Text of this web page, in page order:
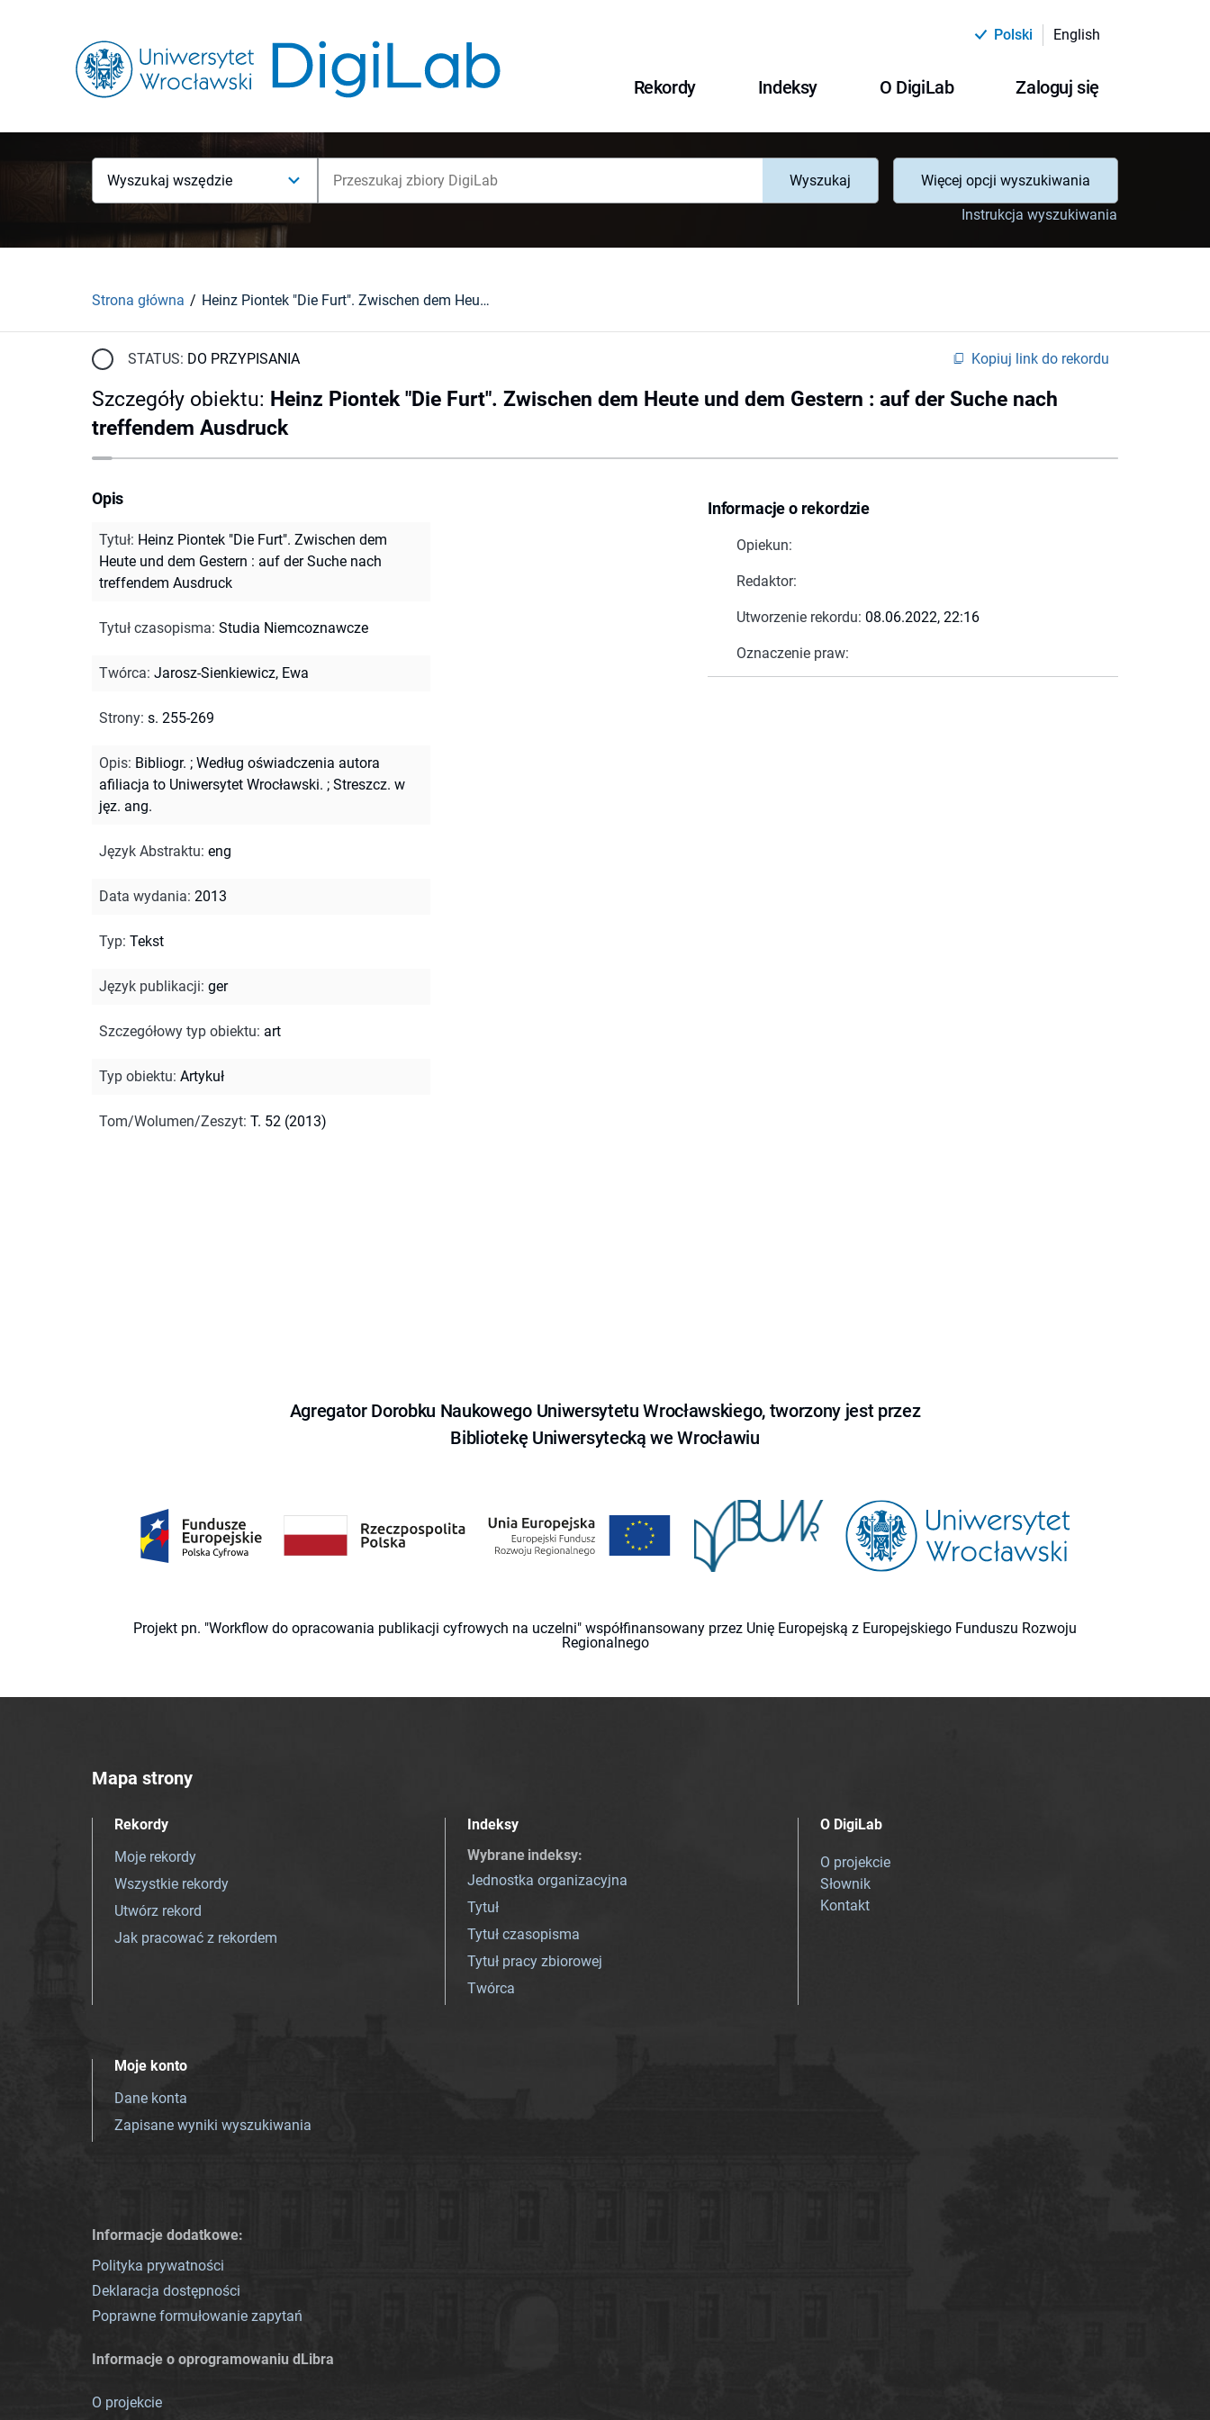
Polski English
Rekordy Indeksy O DigiLab Zaloguj się
Wyszukaj wszędzie Wyszukaj
Więcej opcji wyszukiwania
Instrukcja wyszukiwania
Strona główna Heinz Piontek "Die Furt". Zwischen dem Heute und dem Gestern : auf der Suche nach treffendem Ausdruck
STATUS: DO PRZYPISANIA Kopiuj link do rekordu
Szczegóły obiektu: Heinz Piontek "Die Furt". Zwischen dem Heute und dem Gestern : auf der Suche nach
treffendem Ausdruck
Informacje o rekordzie
Opiekun:
Redaktor:
Utworzenie rekordu: 08.06.2022, 22:16
Oznaczenie praw:
Opis
Tytuł: Heinz Piontek "Die Furt". Zwischen dem
Heute und dem Gestern : auf der Suche nach
treffendem Ausdruck
Tytuł czasopisma: Studia Niemcoznawcze
Twórca: Jarosz-Sienkiewicz, Ewa
Strony: s. 255-269
Opis: Bibliogr. ; Według oświadczenia autora
afiliacja to Uniwersytet Wrocławski. ; Streszcz. w
jęz. ang.
Język Abstraktu: eng
Data wydania: 2013
Typ: Tekst
Język publikacji: ger
Szczegółowy typ obiektu: art
Typ obiektu: Artykuł
Tom/Wolumen/Zeszyt: T. 52 (2013)
Agregator Dorobku Naukowego Uniwersytetu Wrocławskiego, tworzony jest przez
Bibliotekę Uniwersytecką we Wrocławiu
Projekt pn. "Workflow do opracowania publikacji cyfrowych na uczelni" współfinansowany przez Unię Europejską z Europejskiego Funduszu Rozwoju
Regionalnego
Mapa strony
Rekordy
Moje rekordy
Wszystkie rekordy
Utwórz rekord
Jak pracować z rekordem
Indeksy
Wybrane indeksy:
Jednostka organizacyjna
Tytuł
Tytuł czasopisma
Tytuł pracy zbiorowej
Twórca
O DigiLab
O projekcie
Słownik
Kontakt
Moje konto
Dane konta
Zapisane wyniki wyszukiwania
Informacje dodatkowe:
Polityka prywatności
Deklaracja dostępności
Poprawne formułowanie zapytań
Informacje o oprogramowaniu dLibra
O projekcie